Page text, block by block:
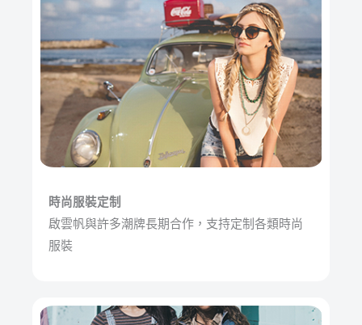
時尚服裝定制
啟雲帆與許多潮牌長期合作，支持定制各類時尚
服裝